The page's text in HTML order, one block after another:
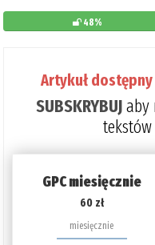
48%
Artykuł
SUBSKRYBUJaby
GPC miesięcznie
60 zł
miesięcznie